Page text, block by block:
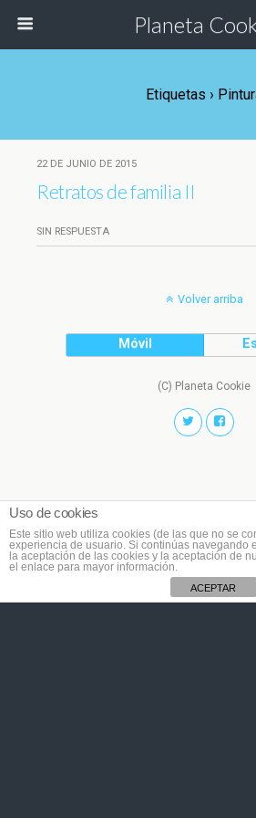
Planeta
Etiquetas ›
22 DE JUNIO DE 2015
Retratos de familia II
SIN RESPUESTA
Volver arriba
Móvil
(C) Planeta Cookie
Uso de cookies
Este sitio web utiliza cookies (de las que no se
experiencia de usuario. Si continúas navegando
la aceptación de las cookies y la aceptación de
el enlace para mayor información.
ACEPTAR